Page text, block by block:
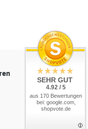
SEHR GUT
4.92 / 5
aus 170 Bewertungen
bei: google.com,
shopvote.de